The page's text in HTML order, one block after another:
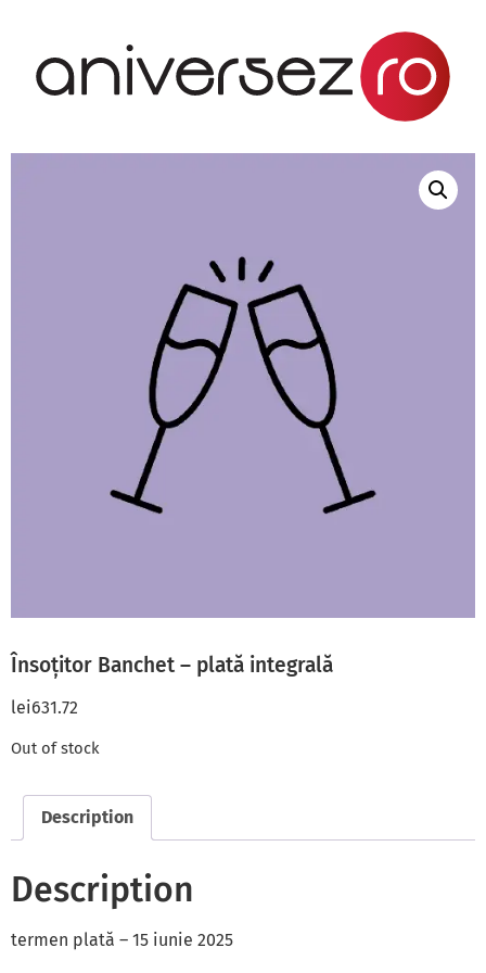
Însoțitor Banchet – plată integrală
lei631.72
Out of stock
Description
Description
termen plată – 15 iunie 2025